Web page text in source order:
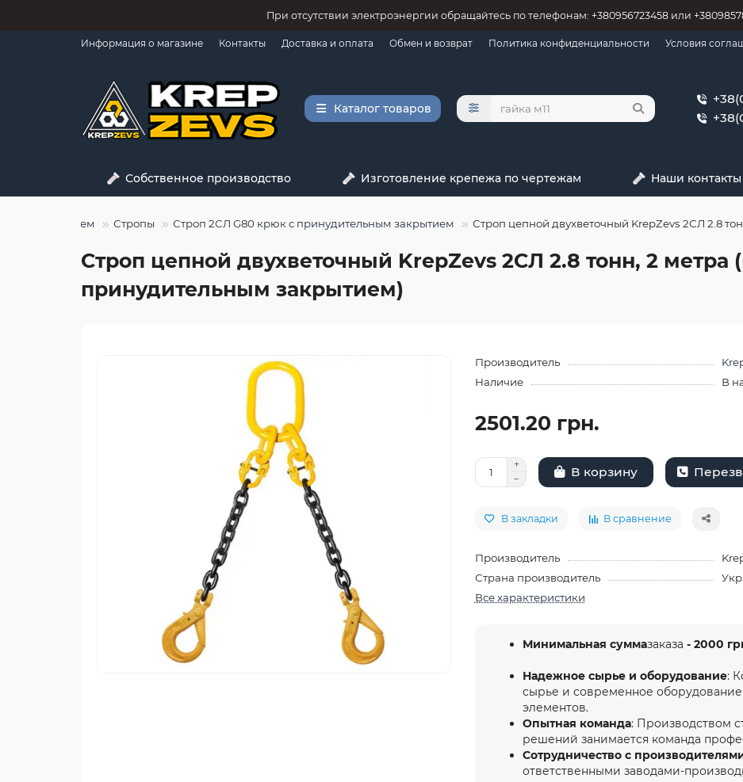
При отсутствии электроэнергии обращайтесь по телефонам: +380956723458 или
Информация о магазине Контакты Доставка и оплата Обмен и возврат Политика конфиденциальности Условия
Каталог товаров
Собственное производство Изготовление крепежа по чертежам Наши контакты
Грузоподъем Стропы Строп 2СЛ G80 крюк с принудительным закрытием Строп цепной двухветочный KrepZevs 2СЛ 2.8
Строп цепной двухветочный KrepZevs 2СЛ 2.8 тонн, 2 метра
принудительным закрытием)
Производитель
Наличие
В
2501.20 грн.
В корзину
В закладки В сравнение
Производитель
Страна производитель
Все характеристики
Минимальная суммазаказа - 2000
Надежное сырье и оборудование:
сырье и современное
элементов.
Опытная команда: Производством
решений занимается команда
Сотрудничество с
ответственными заводами-